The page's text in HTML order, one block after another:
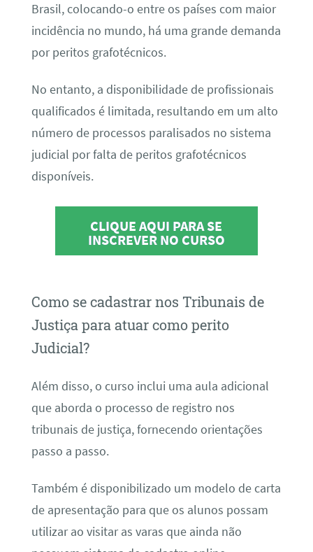
Brasil, colocando-o entre os países com maior
incidência no mundo, há uma grande demanda
por peritos grafotécnicos.
No entanto, a disponibilidade de profissionais
qualificados é limitada, resultando em um alto
número de processos paralisados no sistema
judicial por falta de peritos grafotécnicos
disponíveis.
CLIQUE AQUI PARA SE
INSCREVER NO CURSO
Como se cadastrar nos Tribunais de
Justiça para atuar como perito
Judicial?
Além disso, o curso inclui uma aula adicional
que aborda o processo de registro nos
tribunais de justiça, fornecendo orientações
passo a passo.
Também é disponibilizado um modelo de carta
de apresentação para que os alunos possam
utilizar ao visitar as varas que ainda não